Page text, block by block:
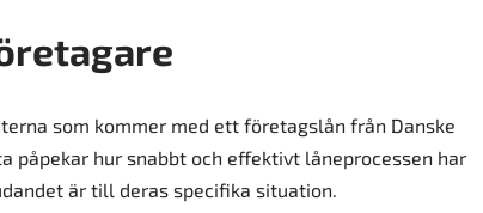
som kommer med ett företagslån från Danske
påpekar hur snabbt och effektivt låneprocessen har
är till deras specifika situation.